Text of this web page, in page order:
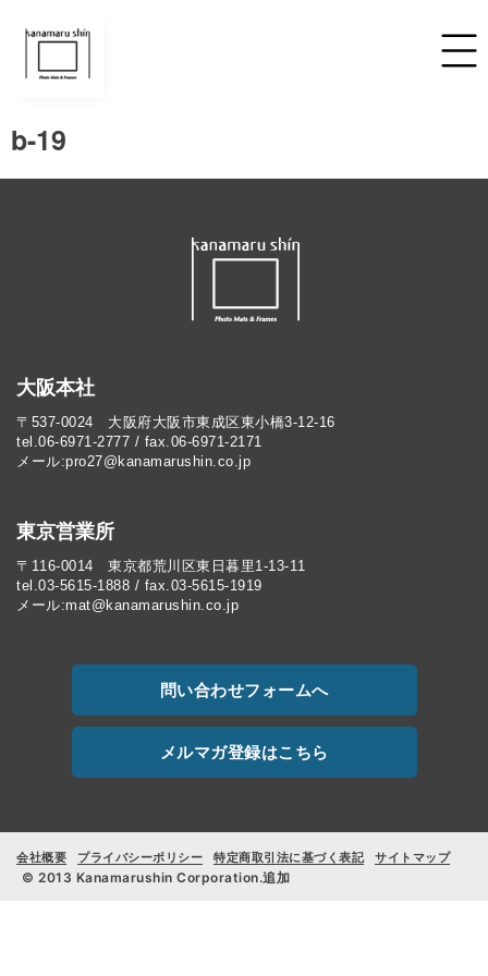
b-19
大阪本社
〒537-0024 大阪府大阪市東成区東小橋3-12-16
tel.06-6971-2777 / fax.06-6971-2171
メール:pro27@kanamarushin.co.jp​
東京営業所
〒116-0014 東京都荒川区東日暮里1-13-11
tel.03-5615-1888 / fax.03-5615-1919
メール:mat@kanamarushin.co.jp
問い合わせフォームへ
メルマガ登録はこちら
会社概要 プライバシーポリシー 特定商取引法に基づく表記 サイトマップ
© 2013 Kanamarushin Corporation.追加